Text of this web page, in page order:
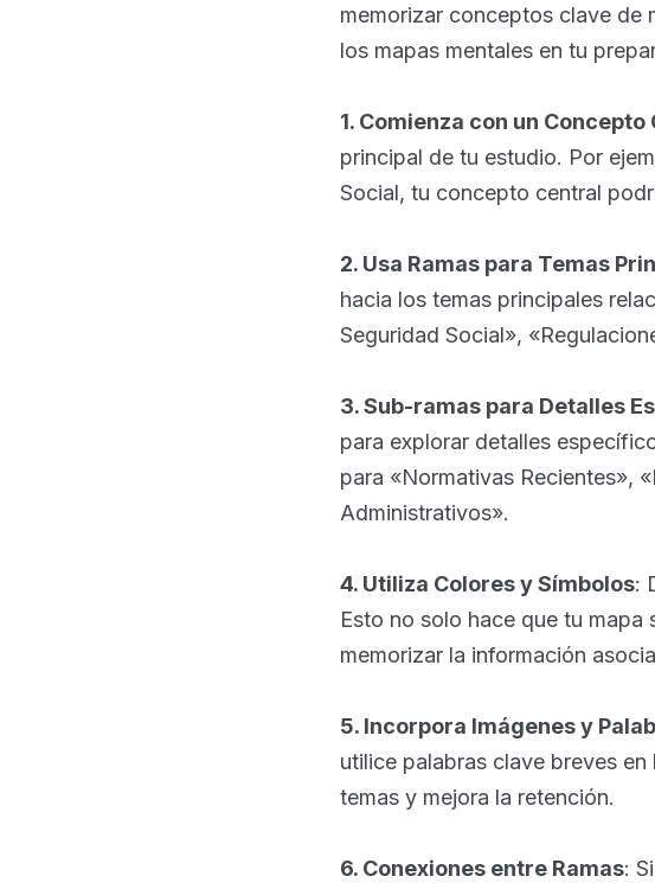
memorizar conceptos clave de
los mapas mentales en tu
1. Comienza con un Concepto
principal de tu estudio. Por
Social, tu concepto central
2. Usa Ramas para Temas
hacia los temas principales
Seguridad Social»,
3. Sub-ramas para Detalles
para explorar detalles
para «Normativas Recientes»,
Administrativos».
4. Utiliza Colores y Símbolos:
Esto no solo hace que tu
memorizar la información
5. Incorpora Imágenes y
utilice palabras clave breves
temas y mejora la retención.
6. Conexiones entre Ramas: